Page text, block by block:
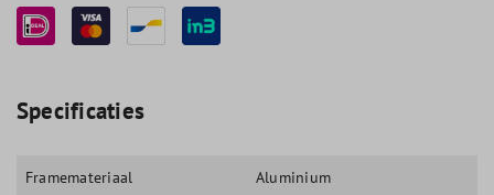
Specificaties
Framemateriaal Aluminium